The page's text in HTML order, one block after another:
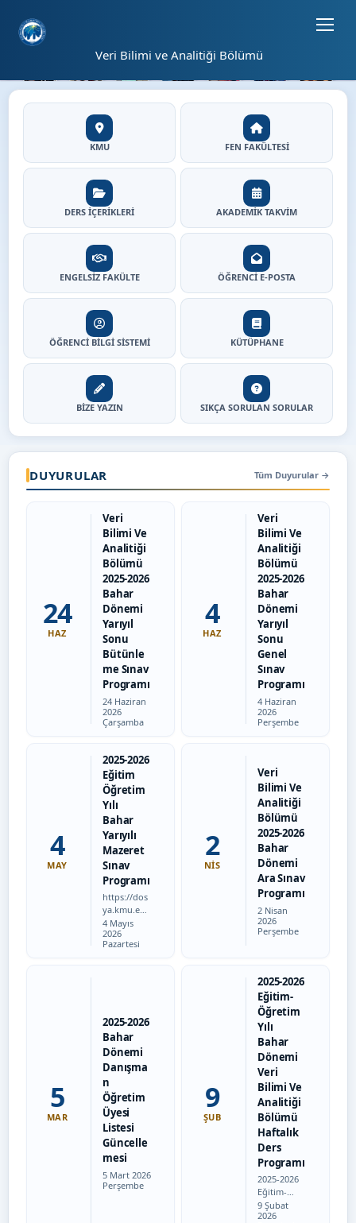
Veri Bilimi ve Analitiği Bölümü
Veri Bilimi ve Analitiği
⏸ 02 27
Hızlı Erişim
KMU FEN FAKÜLTESİ
DERS İÇERİKLERİ AKADEMİK TAKVİM
ENGELSİZ FAKÜLTE ÖĞRENCİ E-POSTA
ÖĞRENCİ BİLGİ SİSTEMİ KÜTÜPHANE
BİZE YAZIN SIKÇA SORULAN SORULAR
DUYURULAR Tüm Duyurular →
24
HAZ
Veri
Bilimi Ve
Analitiği
Bölümü
2025-2026
Bahar
Dönemi
Yarıyıl
Sonu
Bütünle
me Sınav
Programı
Tarih:
24 Haziran
2026
Çarşamba
4
HAZ
Veri
Bilimi Ve
Analitiği
Bölümü
2025-2026
Bahar
Dönemi
Yarıyıl
Sonu
Genel
Sınav
Programı
Tarih:
4 Haziran
2026
Perşembe
4
MAY
2025-2026
Eğitim
Öğretim
Yılı
Bahar
Yarıyılı
Mazeret
Sınav
Programı
https://dos
ya.kmu.edu
.tr/veribili
mi/userfiles
/files/mazer
Tarih:
4 Mayıs
2026
Pazartesi
2
NIS
Veri
Bilimi Ve
Analitiği
Bölümü
2025-2026
Bahar
Dönemi
Ara Sınav
Programı
Tarih:
2 Nisan
2026
Perşembe
5
MAR
2025-2026
Bahar
Dönemi
Danışma
n
Öğretim
Üyesi
Listesi
Güncelle
mesi
Tarih:
5 Mart 2026
Perşembe
9
ŞUB
2025-2026
Eğitim-
Öğretim
Yılı
Bahar
Dönemi
Veri
Bilimi Ve
Analitiği
Bölümü
Haftalık
Ders
Programı
2025-2026
Eğitim-
Öğretim
Yılı Bahar
Tarih:
9 Şubat
2026